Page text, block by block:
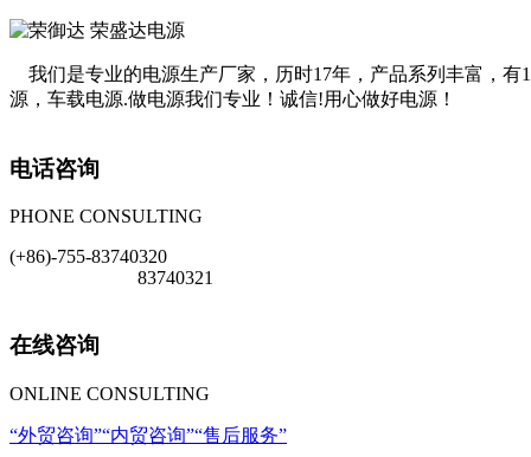
我们是专业的电源生产厂家，历时17年，产品系列丰富，有
源，车载电源.做电源我们专业！诚信!用心做好电源！
电话咨询
PHONE CONSULTING
(+86)-755-83740320
83740321
在线咨询
ONLINE CONSULTING
外贸咨询 内贸咨询 售后服务